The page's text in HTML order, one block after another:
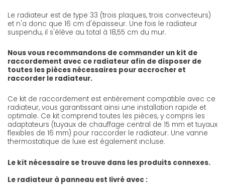
Le radiateur est de type 33 (trois plaques, trois convecteurs)
et n'a donc que 16 cm d'épaisseur. Une fois le radiateur
suspendu, il s'élève au total à 18,55 cm du mur.
Nous vous recommandons de commander un kit de
raccordement avec ce radiateur afin de disposer de
toutes les pièces nécessaires pour accrocher et
raccorder le radiateur.
Ce kit de raccordement est entièrement compatible avec ce
radiateur, vous garantissant ainsi une installation rapide et
optimale. Ce kit comprend toutes les pièces, y compris les
adaptateurs (tuyaux de chauffage central de 15 mm et tuyaux
flexibles de 16 mm) pour raccorder le radiateur. Une vanne
thermostatique de luxe est également incluse.
Le kit nécessaire se trouve dans les produits connexes.
Le radiateur à panneau est livré avec :